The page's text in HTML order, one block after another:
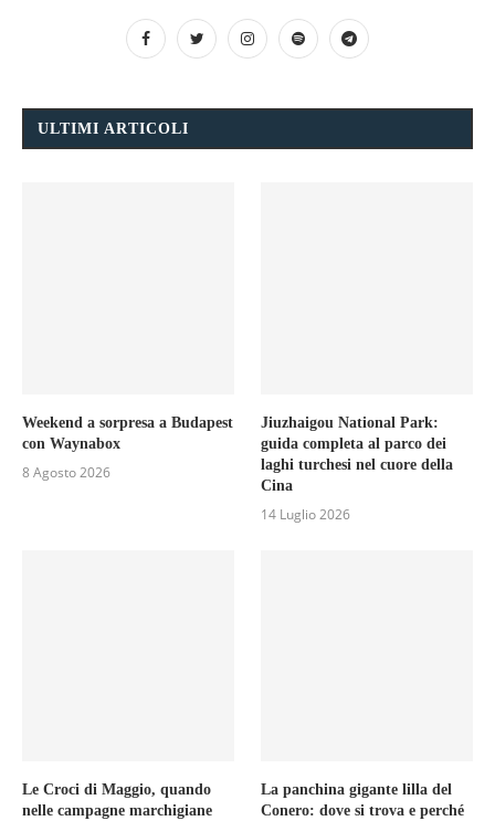
ULTIMI ARTICOLI
Weekend a sorpresa a Budapest
con Waynabox
8 Agosto 2026
Jiuzhaigou National Park:
guida completa al parco dei
laghi turchesi nel cuore della
Cina
14 Luglio 2026
Le Croci di Maggio, quando
nelle campagne marchigiane
La panchina gigante lilla del
Conero: dove si trova e perché